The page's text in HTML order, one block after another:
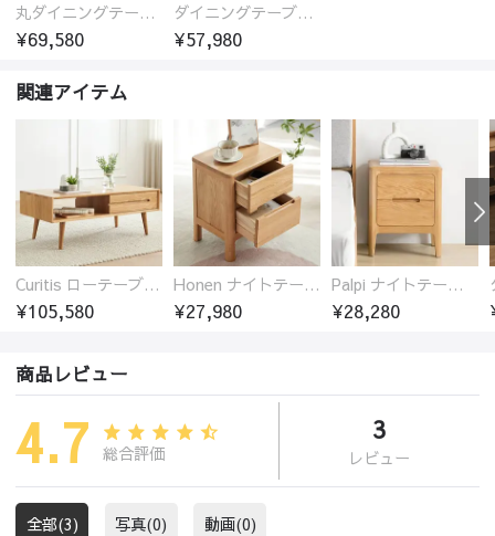
丸ダイニングテーブル セラミック天板 耐熱 キズに強い 丸型 北欧 無垢材 円卓 円型
¥69,580
ダイニングテーブル おしゃれ セラミック天板 大理石柄 食卓 4人用 4人 6人 140cm 160cm 180cm 耐久性 耐熱 食事テーブル
¥57,980
関連アイテム
Curitis ローテーブル センターテーブル オーク材 収納付き 2色選び シンプル ほぞ継ぎ 5サイズ
¥105,580
Honen ナイトテーブル サイドテーブル 引き出し2杯 オーク材 木製 無垢材
¥27,980
Palpi ナイトテーブル サイドテーブル 引き出し2杯 オーク材 木製 無垢材
¥28,280
商品レビュー
4.7 総合評価
3
レビュー
全部(3) 写真(0) 動画(0)